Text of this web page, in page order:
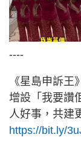
----
《星島申訴
增設「我要讚
人好事，共建
https://bit.ly/